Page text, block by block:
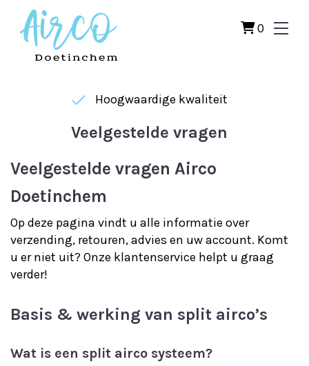
0
Hoogwaardige kwaliteit
Veelgestelde vragen
Veelgestelde vragen Airco
Doetinchem
Op deze pagina vindt u alle informatie over
verzending, retouren, advies en uw account. Komt
u er niet uit? Onze klantenservice helpt u graag
verder!
Basis & werking van split airco’s
Wat is een split airco systeem?